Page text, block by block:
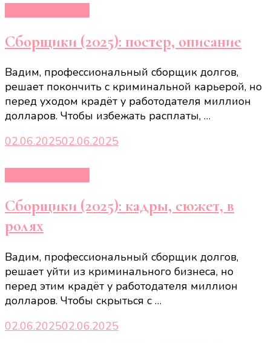
Сборщики (2025): постер, описание
Вадим, профессиональный сборщик долгов,
решает покончить с криминальной карьерой, но
перед уходом крадёт у работодателя миллион
долларов. Чтобы избежать расплаты, …
02.06.202502.06.2025
Сборщики (2025): кадры, сюжет, в
ролях
Вадим, профессиональный сборщик долгов,
решает уйти из криминального бизнеса, но
перед этим крадёт у работодателя миллион
долларов. Чтобы скрыться с …
02.06.202502.06.2025